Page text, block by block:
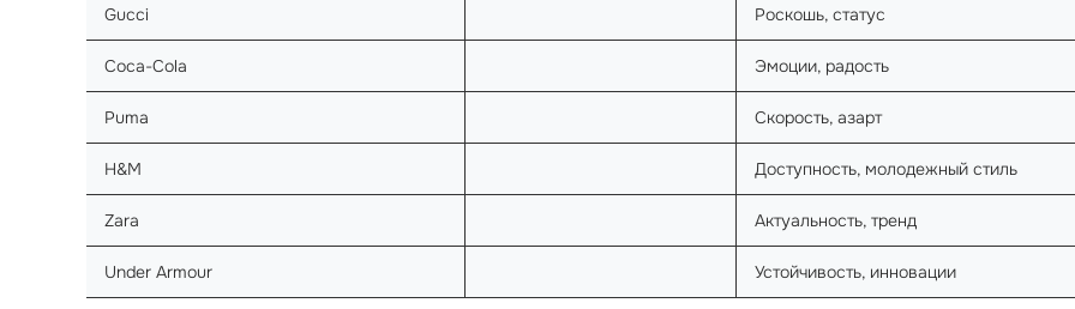
Gucci Роскошь, статус
Coca-Cola Эмоции, радость
Puma Скорость, азарт
H&M Доступность, молодежный стиль
Zara Актуальность, тренд
Under Armour Устойчивость, инновации